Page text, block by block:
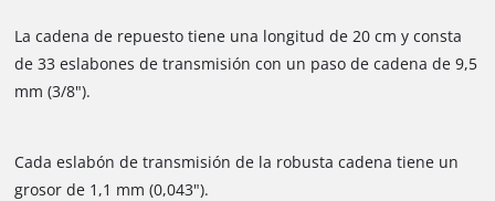
La cadena de repuesto tiene una longitud de 20 cm y consta
de 33 eslabones de transmisión con un paso de cadena de 9,5
mm (3/8").
Cada eslabón de transmisión de la robusta cadena tiene un
grosor de 1,1 mm (0,043").